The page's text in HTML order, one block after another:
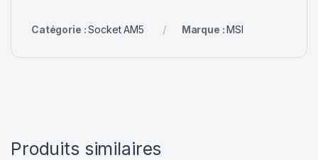
Catégorie :Socket AM5 Marque :MSI
Produits similaires